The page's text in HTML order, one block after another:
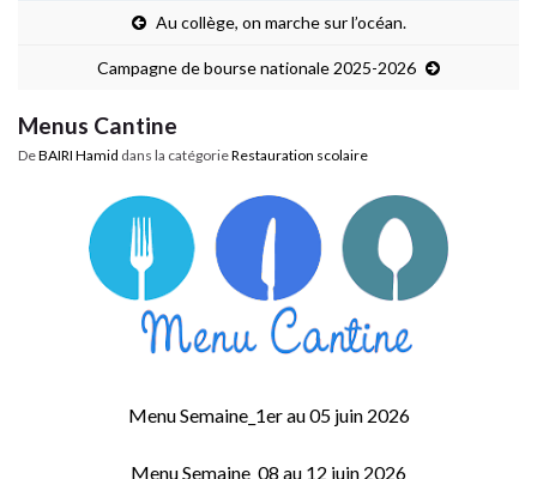
Au collège, on marche sur l’océan.
Campagne de bourse nationale 2025-2026
Menus Cantine
DeBAIRI Hamid dans la catégorieRestauration scolaire
Menu Semaine_1er au 05 juin 2026
Menu Semaine_08 au 12 juin 2026